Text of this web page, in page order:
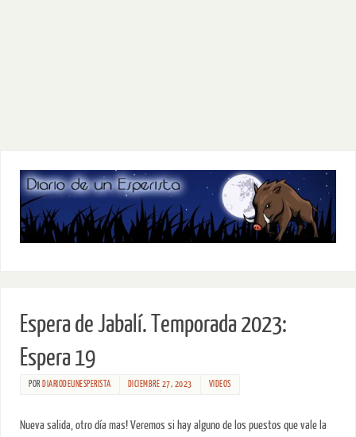
Espera de Jabalí. Temporada 2023:
Espera 19
POR DIARIODEUNESPERISTA DICIEMBRE 27, 2023 VIDEOS
Nueva salida, otro día mas! Veremos si hay alguno de los puestos que vale la